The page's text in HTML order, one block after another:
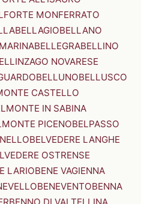
MONFERRATO
BELLAGIOBELLANO
BELLEGRABELLINO
NOVARESE
BELLUNOBELLUSCO
CASTELLO
IN SABINA
PICENOBELPASSO
BELVEDERE LANGHE
OSTRENSE
LARIOBENE VAGIENNA
BENEVENTOBENNA